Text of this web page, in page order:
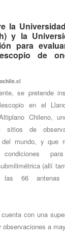
la
y la
para
de
se pretende
en el
Chileno,
sitios de
del mundo, y que
condiciones
(allí
las 66 antenas
con una
a